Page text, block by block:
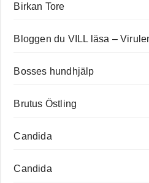
Birkan Tore
Bloggen du VILL läsa –
Bosses hundhjälp
Brutus Östling
Candida
Candida